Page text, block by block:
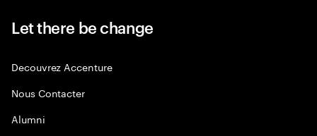
Let there be change
Decouvrez Accenture
Nous Contacter
Alumni